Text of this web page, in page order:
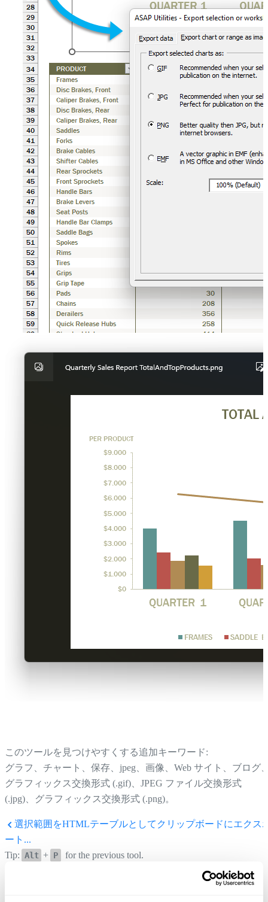
このツールを見つけやすくする追加キーワード:
グラフ、チャート、保存、jpeg、画像、Web サイト、ブログ
グラフィックス交換形式 (.gif)、JPEG ファイル交換形式
(.jpg)、グラフィックス交換形式 (.png)。
選択範囲をHTMLテーブルとしてクリップボードにエクス
ート...
Tip: Alt + P for the previous tool.
ワークシートを別々のファイルとしてエクスポート...